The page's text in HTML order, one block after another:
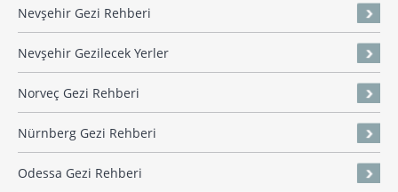
Nevşehir Gezi Rehberi
Nevşehir Gezilecek Yerler
Norveç Gezi Rehberi
Nürnberg Gezi Rehberi
Odessa Gezi Rehberi